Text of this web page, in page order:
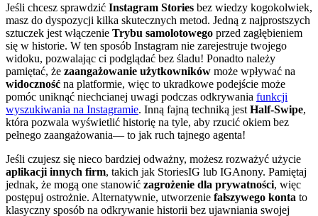
Jeśli chcesz sprawdzić Instagram Stories bez wiedzy kogokolwiek,
masz do dyspozycji kilka skutecznych metod. Jedną z najprostszych
sztuczek jest włączenie Trybu samolotowego przed zagłębieniem
się w historie. W ten sposób Instagram nie zarejestruje twojego
widoku, pozwalając ci podglądać bez śladu! Ponadto należy
pamiętać, że zaangażowanie użytkowników może wpływać na
widoczność na platformie, więc to ukradkowe podejście może
pomóc uniknąć niechcianej uwagi podczas odkrywania funkcji
wyszukiwania na Instagramie. Inną fajną techniką jest Half-Swipe,
która pozwala wyświetlić historię na tyle, aby rzucić okiem bez
pełnego zaangażowania— to jak ruch tajnego agenta!
Jeśli czujesz się nieco bardziej odważny, możesz rozważyć użycie
aplikacji innych firm, takich jak StoriesIG lub IGAnony. Pamiętaj
jednak, że mogą one stanowić zagrożenie dla prywatności, więc
postępuj ostrożnie. Alternatywnie, utworzenie fałszywego konta to
klasyczny sposób na odkrywanie historii bez ujawniania swojej